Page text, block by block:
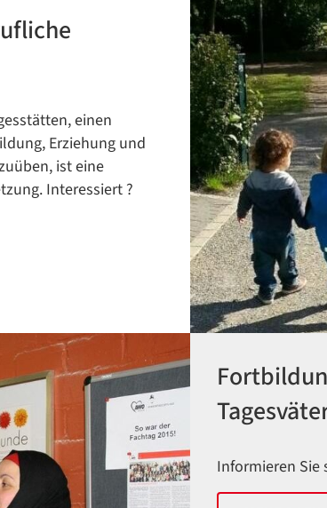
einen
Erziehung und
ist eine
Interessiert ?
Informieren Sie